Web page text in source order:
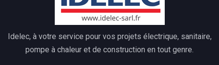
Idelec, à votre service pour vos projets électrique, sanitaire,
pompe à chaleur et de construction en tout genre.